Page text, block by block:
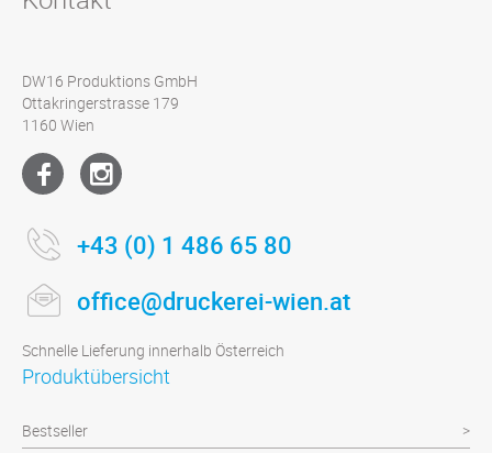
DW16 Produktions GmbH
Ottakringerstrasse 179
1160 Wien
+43 (0) 1 486 65 80
office@druckerei-wien.at
Schnelle Lieferung innerhalb Österreich
Produktübersicht
Bestseller